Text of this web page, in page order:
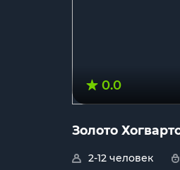
0.0
Золото
2-12 человек